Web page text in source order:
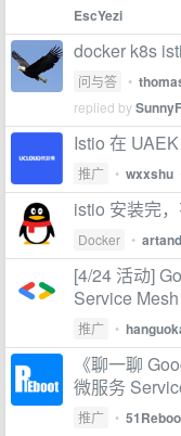
EscYezi
docker k8s
问与答 •
replied by
Istio 在
推广 • wxxshu
istio 安装完
Docker •
[4/24 活动]
Service
推广 •
《聊一聊
微服务
推广 •